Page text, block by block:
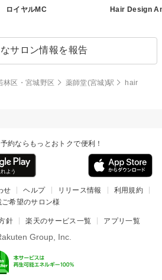
ロイヤルMC Hair Design
サロン情報を報告
林区・宮城野区 薬師堂(宮城)駅
hair
約ならもっとおトクで便利！
せ ヘルプ リリース情報
利用規約
ご希望のサロン様
針 楽天のサービス一覧 アプリ一覧
Group, Inc.